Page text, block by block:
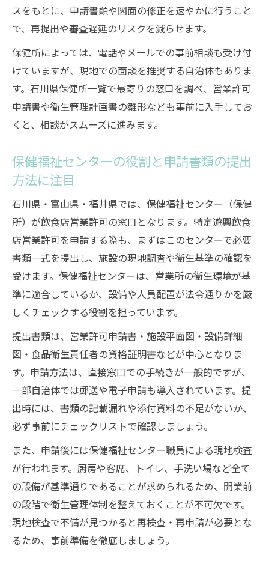
スをもとに、申請書類や図面の修正を速やかに行うこと
で、再提出や審査遅延のリスクを減らせます。
保健所によっては、電話やメールでの事前相談も受け付
けていますが、現地での面談を推奨する自治体もありま
す。石川県保健所一覧で最寄りの窓口を調べ、営業許可
申請書や衛生管理計画書の雛形なども事前に入手してお
くと、相談がスムーズに進みます。
保健福祉センターの役割と申請書類の提出
方法に注目
石川県・富山県・福井県では、保健福祉センター（保健
所）が飲食店営業許可の窓口となります。特定遊興飲食
店営業許可を申請する際も、まずはこのセンターで必要
書類一式を提出し、施設の現地調査や衛生基準の確認を
受けます。保健福祉センターは、営業所の衛生環境が基
準に適合しているか、設備や人員配置が法令通りかを厳
しくチェックする役割を担っています。
提出書類は、営業許可申請書・施設平面図・設備詳細
図・食品衛生責任者の資格証明書などが中心となりま
す。申請方法は、直接窓口での手続きが一般的ですが、
一部自治体では郵送や電子申請も導入されています。提
出時には、書類の記載漏れや添付資料の不足がないか、
必ず事前にチェックリストで確認しましょう。
また、申請後には保健福祉センター職員による現地検査
が行われます。厨房や客席、トイレ、手洗い場など全て
の設備が基準通りであることが求められるため、開業前
の段階で衛生管理体制を整えておくことが不可欠です。
現地検査で不備が見つかると再検査・再申請が必要とな
るため、事前準備を徹底しましょう。